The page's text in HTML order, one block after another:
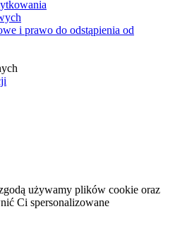
i prawo do odstąpienia od
używamy plików cookie oraz
Ci spersonalizowane